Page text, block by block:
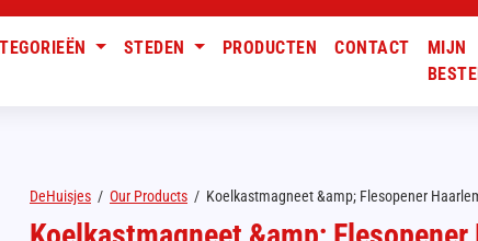
STEDEN PRODUCTEN CONTACT
MIJN
DeHuisjes / Our Products / Koelkastmagneet &amp; Flesopener